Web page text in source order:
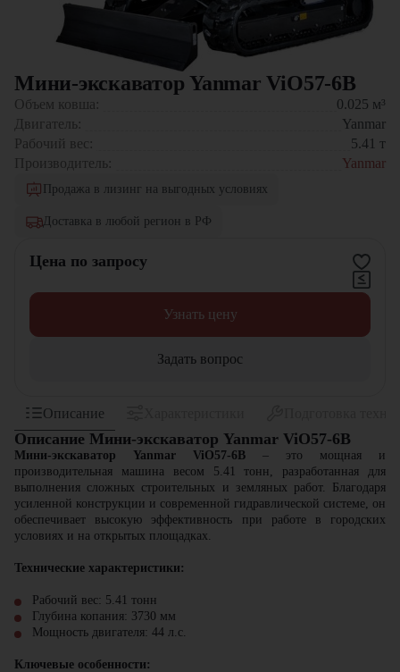
Мини-экскаватор Yanmar ViO57-6B
Объем ковша: 0.025 м³
Двигатель:
Yanmar
Рабочий вес:
5.41 т
Производитель:
Yanmar
Продажа в лизинг на выгодных условиях
Доставка в любой регион в РФ
Цена по запросу
Узнать цену
Задать вопрос
Описание
Описание Мини-экскаватор Yanmar ViO57-6B
Мини-экскаватор Yanmar ViO57-6B – это мощная и
производительная машина весом 5.41 тонн, разработанная для
выполнения сложных строительных и земляных работ. Благодаря
усиленной конструкции и современной гидравлической системе, он
обеспечивает высокую эффективность при работе в городских
условиях и на открытых площадках.
Технические характеристики:
Рабочий вес: 5.41 тонн
Глубина копания: 3730 мм
Мощность двигателя: 44 л.с.
Ключевые особенности: